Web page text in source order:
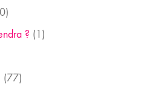
? (1)
(77)